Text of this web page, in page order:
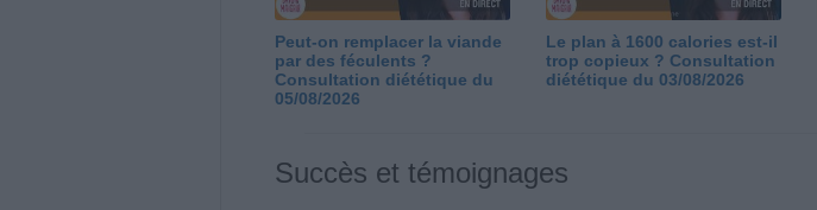
Peut-on remplacer la viande
par des féculents ?
Consultation diététique du
05/08/2026
Le plan à 1600 calories est-il
trop copieux ? Consultation
diététique du 03/08/2026
Succès et témoignages